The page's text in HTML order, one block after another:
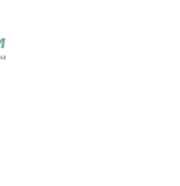
района